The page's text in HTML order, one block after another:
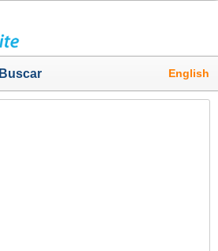
Buscar English